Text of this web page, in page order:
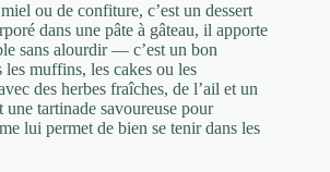
ou de confiture, c’est un dessert
dans une pâte à gâteau, il apporte
sans alourdir — c’est un bon
les muffins, les cakes ou les
des herbes fraîches, de l’ail et un
tartinade savoureuse pour
lui permet de bien se tenir dans les